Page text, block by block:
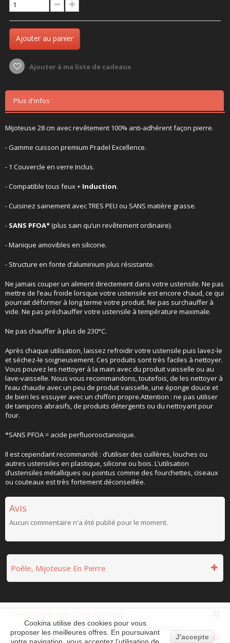
Ajouter au panier
Ajouter à ma liste de cadeaux
Plus d'infos
Mijoteuse 28 cm avec revêtement 100% anti-adhérent façon pierre.
- Gamme cuisson premium Pradel Excellence.
- 1 Couvercle en verre Inclus.
- Compatible tous feux + Induction.
- Cuisinez sainement avec TRES PEU ou SANS matière grasse.
- SANS PFOA*(plus sain qu’un revêtement ordinaire).
- Manique amovibles en silicone.
- Structure en fonte d’aluminium plus résistante.
Ne jamais couper un aliment directement dans votre ustensile. Ne pas
mettre de l’eau froide lorsque votre ustensile est encore chaud, ce qui
pourrait déformer à long terme votre produit. Ne pas surchauffer à
vide. Ne pas préchauffer votre ustensile à température maximale.
Ne pas chauffer à plus de 230°C.
Après chaque utilisation, laissez refroidir votre ustensile puis lavez-le
et séchez-le soigneusement. Ces produits sont très faciles à nettoyer.
Vous pouvez les nettoyer à la main avec du produit vaisselle ou au
lave-vaisselle. Nous vous recommandons, toutefois, de les nettoyer à
l’eau chaude avec un peu de produit vaisselle, une éponge douce et
de bien les essuyer avec un chiffon propre.Attention : ne pas utiliser
de tampons abrasifs, de produits détergents ou du nettoyant pour
four.
*SANS PFOA = acide perfluorooctanoïque.
Il est cependant recommandé : d’utiliser des cuillères, louches ou
autres ustensiles en plastique, silicone ou bois. L’utilisation
d’ustensiles métalliques ou pointus comme des fourchettes, ciseaux
ou couteaux est très fortement déconseillée.
Avis
Aucun commentaire n'a été publié pour le moment.
Poêle, Mijoteuse En Pierre
Informations
© 2014Logiciel e-commerce par PrestaShop™
Cookina utilise des cookies pour vous
proposer les meilleures offres. En poursuivant
J'accepte